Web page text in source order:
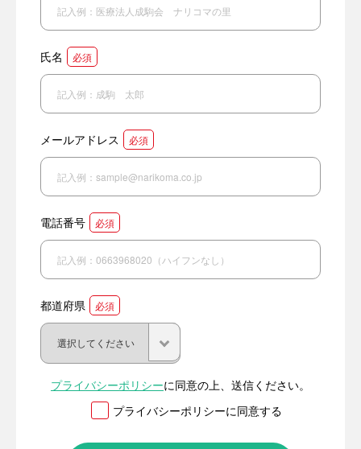
氏名 必須
メールアドレス 必須
電話番号 必須
都道府県 必須
プライバシーポリシーに同意の上、送信ください。
プライバシーポリシーに同意する